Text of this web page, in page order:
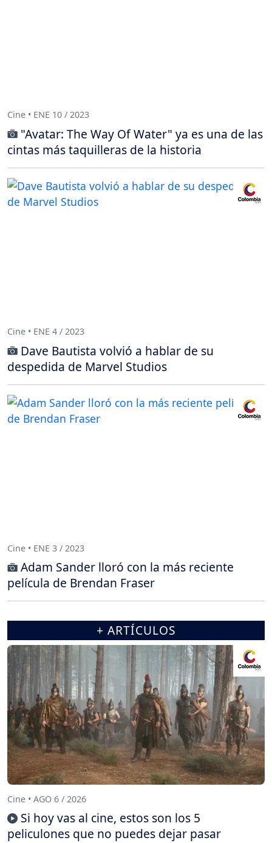
Cine • ENE 10 / 2023
"Avatar: The Way Of Water" ya es una de las
cintas más taquilleras de la historia
Cine • ENE 4 / 2023
Dave Bautista volvió a hablar de su
despedida de Marvel Studios
Cine • ENE 3 / 2023
Adam Sander lloró con la más reciente
película de Brendan Fraser
+ ARTÍCULOS
Cine • AGO 6 / 2026
Si hoy vas al cine, estos son los 5
peliculones que no puedes dejar pasar